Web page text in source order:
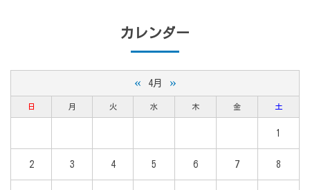
カレンダー
« 4月 »
日 月 火 水 木 金 土
1
2 3 4 5 6 7 8